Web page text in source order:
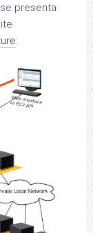
presenta
: